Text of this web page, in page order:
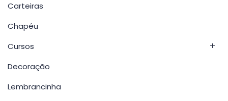
Carteiras
Chapéu
Cursos
Decoração
Lembrancinha